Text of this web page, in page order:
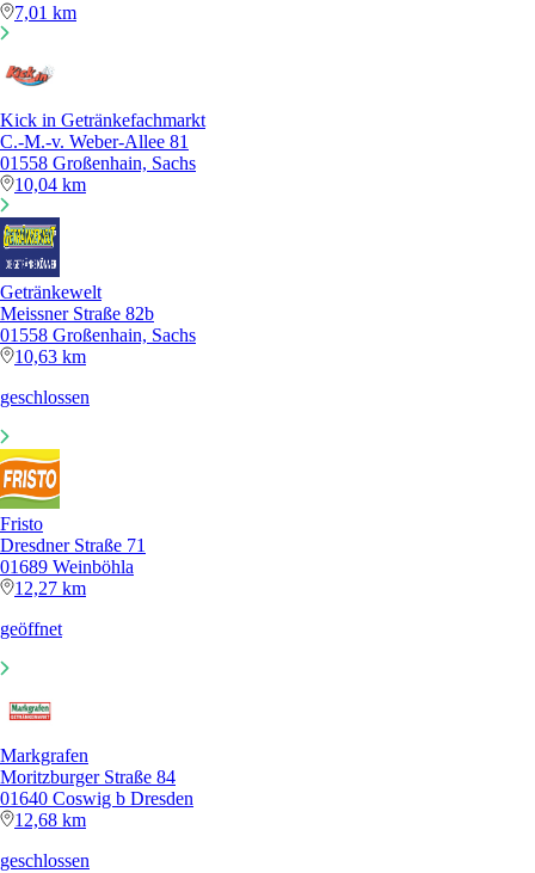
7,01 km
Kick in Getränkefachmarkt
C.-M.-v. Weber-Allee 81
01558 Großenhain, Sachs
10,04 km
Getränkewelt
Meissner Straße 82b
01558 Großenhain, Sachs
10,63 km
geschlossen
Fristo
Dresdner Straße 71
01689 Weinböhla
12,27 km
geöffnet
Markgrafen
Moritzburger Straße 84
01640 Coswig b Dresden
12,68 km
geschlossen